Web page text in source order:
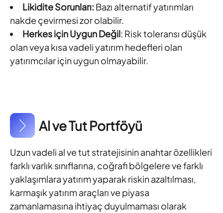
Likidite Sorunları: Bazı alternatif yatırımları
nakde çevirmesi zor olabilir.
Herkes için Uygun Değil: Risk toleransı düşük
olan veya kısa vadeli yatırım hedefleri olan
yatırımcılar için uygun olmayabilir.
Al ve Tut Portföyü
Uzun vadeli al ve tut stratejisinin anahtar özellikleri
farklı varlık sınıflarına, coğrafi bölgelere ve farklı
yaklaşımlara yatırım yaparak riskin azaltılması,
karmaşık yatırım araçları ve piyasa
zamanlamasına ihtiyaç duyulmaması olarak